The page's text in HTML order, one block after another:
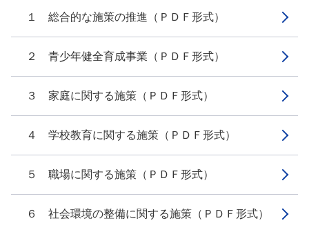
１ 総合的な施策の推進（ＰＤＦ形式）
２ 青少年健全育成事業（ＰＤＦ形式）
３ 家庭に関する施策（ＰＤＦ形式）
４ 学校教育に関する施策（ＰＤＦ形式）
５ 職場に関する施策（ＰＤＦ形式）
６ 社会環境の整備に関する施策（ＰＤＦ形式）